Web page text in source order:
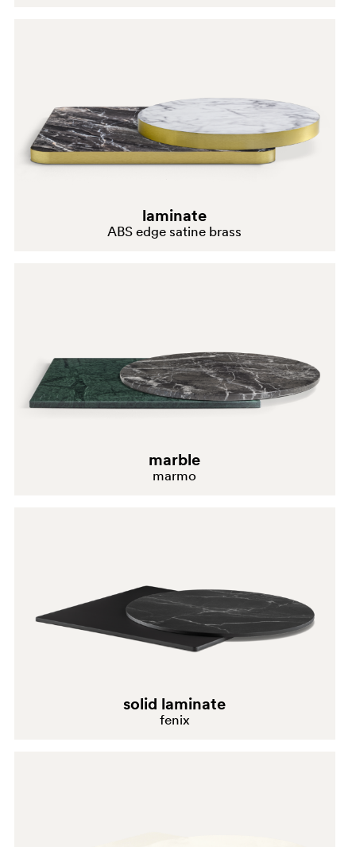
laminate
ABS edge satine brass
marble
marmo
solid laminate
fenix